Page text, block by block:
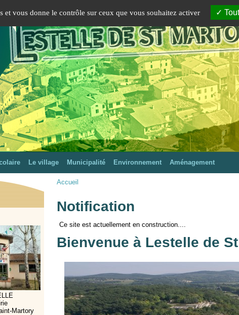
Mairie de Lestelle-de-Saint-Martory
Le village Municipalité Environnement Aménagement
Martory
Accueil
Notification
Ce site est actuellement en construction....
Bienvenue à Lestelle de
et vous donne le contrôle sur ceux que vous souhaitez activer